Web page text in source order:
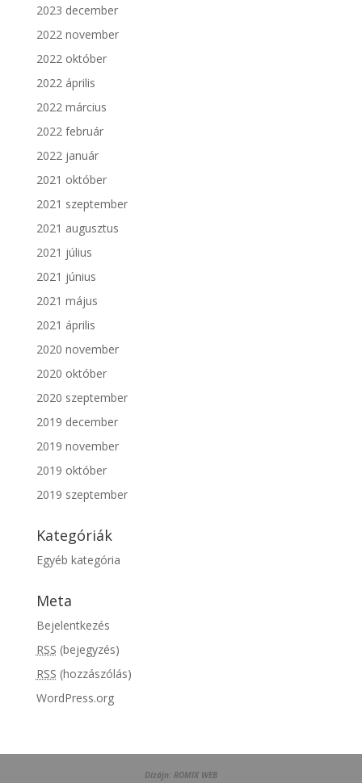
2023 december
2022 november
2022 október
2022 április
2022 március
2022 február
2022 január
2021 október
2021 szeptember
2021 augusztus
2021 július
2021 június
2021 május
2021 április
2020 november
2020 október
2020 szeptember
2019 december
2019 november
2019 október
2019 szeptember
Kategóriák
Egyéb kategória
Meta
Bejelentkezés
RSS (bejegyzés)
RSS (hozzászólás)
WordPress.org
Dizájn: ROMIX WEB